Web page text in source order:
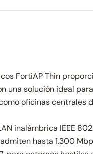
FortiAP Thin
una solución ideal
oficinas centrales
inalámbrica IEEE
admiten hasta 1.300